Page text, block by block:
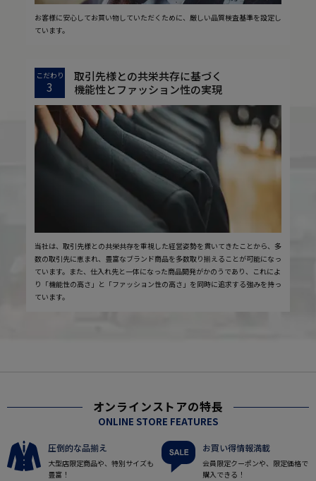
お客様に安心してお買い物していただくために、厳しい品質検査基準を設定し
ています。
こだわり
3
取引先様との共栄共存に基づく
機能性とファッション性の実現
当社は、取引先様との共栄共存を重視した経営姿勢を貫いてきたことから、多
数の取引先に恵まれ、豊富なブランド商品を多数取り揃えることが可能になっ
ています。また、仕入れ先と一体になった商品開発がかのうであり、これによ
り「機能性の高さ」と「ファッション性の高さ」を同時に追求する強みを持っ
ています。
オンラインストアの特長
ONLINE STORE FEATURES
圧倒的な品揃え
大型店限定商品や、特別サイズも
豊富！
お買い得情報満載
会員限定クーポンや、限定価格で
購入できる！